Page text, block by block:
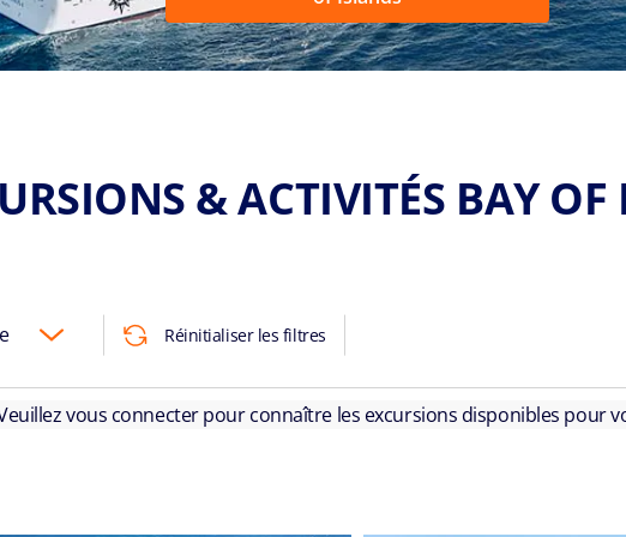
& ACTIVITÉS BAY
Réinitialiser les filtres
vous connecter pour connaître les excursions disponibles pour